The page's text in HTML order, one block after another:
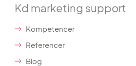
Kd marketing support
Kompetencer
Referencer
Blog